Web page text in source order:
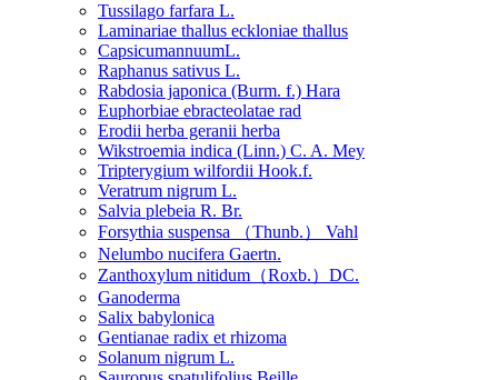
Tussilago farfara L.
Laminariae thallus eckloniae thallus
CapsicumannuumL.
Raphanus sativus L.
Rabdosia japonica (Burm. f.) Hara
Euphorbiae ebracteolatae rad
Erodii herba geranii herba
Wikstroemia indica (Linn.) C. A. Mey
Tripterygium wilfordii Hook.f.
Veratrum nigrum L.
Salvia plebeia R. Br.
Forsythia suspensa （Thunb.） Vahl
Nelumbo nucifera Gaertn.
Zanthoxylum nitidum（Roxb.）DC.
Ganoderma
Salix babylonica
Gentianae radix et rhizoma
Solanum nigrum L.